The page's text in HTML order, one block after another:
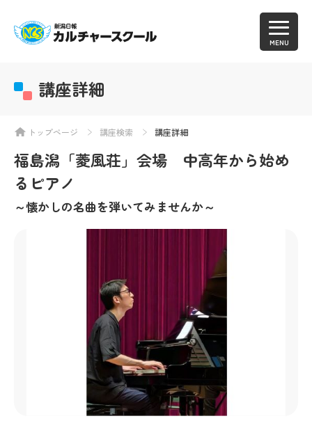
MENU
講座詳細
トップページ 講座検索 講座詳細
福島潟「菱風荘」会場 中高年から始め
るピアノ
～懐かしの名曲を弾いてみませんか～